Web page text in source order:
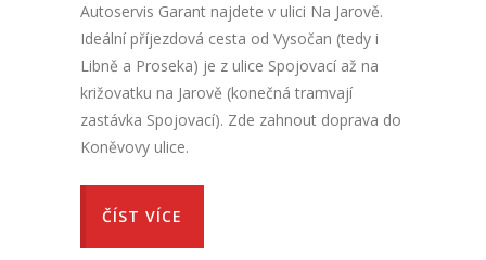
Autoservis Garant najdete v ulici Na Jarově.
Ideální příjezdová cesta od Vysočan (tedy i
Libně a Proseka) je z ulice Spojovací až na
križovatku na Jarově (konečná tramvají
zastávka Spojovací). Zde zahnout doprava do
Koněvovy ulice.
ČÍST VÍCE